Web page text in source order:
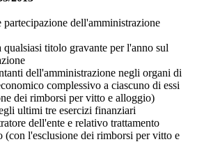
partecipazione dell'amministrazione
titolo gravante per l'anno sul
dell'amministrazione negli organi di
complessivo a ciascuno di essi
dei rimborsi per vitto e alloggio)
ultimi tre esercizi finanziari
dell'ente e relativo trattamento
(con l'esclusione dei rimborsi per vitto e